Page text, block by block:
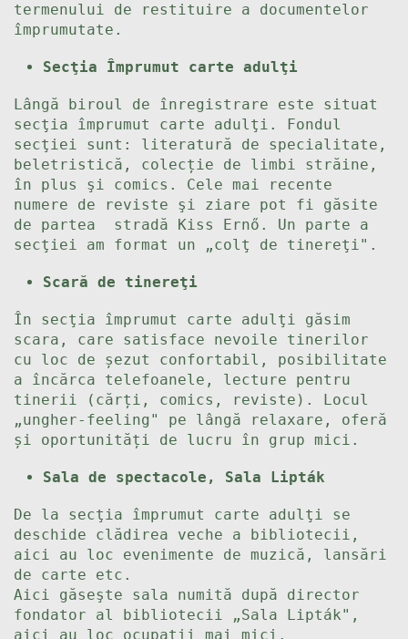
termenului de restituire a documentelor
împrumutate.
Secţia Împrumut carte adulţi
Lângă biroul de înregistrare este situat
secţia împrumut carte adulţi. Fondul
secţiei sunt: literatură de specialitate,
beletristică, colecție de limbi străine,
în plus şi comics. Cele mai recente
numere de reviste şi ziare pot fi găsite
de partea stradă Kiss Ernő. Un parte a
secţiei am format un „colţ de tinereţi".
Scară de tinereţi
În secţia împrumut carte adulţi găsim
scara, care satisface nevoile tinerilor
cu loc de șezut confortabil, posibilitate
a încărca telefoanele, lecture pentru
tinerii (cărți, comics, reviste). Locul
„ungher-feeling" pe lângă relaxare, oferă
și oportunități de lucru în grup mici.
Sala de spectacole, Sala Lipták
De la secţia împrumut carte adulţi se
deschide clădirea veche a bibliotecii,
aici au loc evenimente de muzică, lansări
de carte etc.
Aici găseşte sala numită după director
fondator al bibliotecii „Sala Lipták",
aici au loc ocupaţii mai mici.